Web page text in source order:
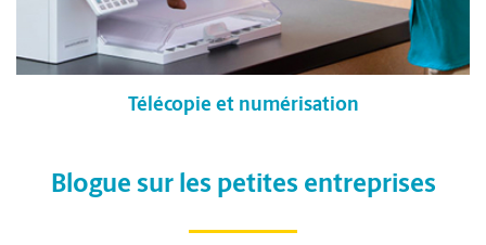
Télécopie et numérisation
Blogue sur les petites entreprises